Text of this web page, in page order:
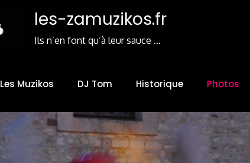
les-zamuzikos.fr
Ils n’en font qu’à leur sauce …
Les Muzikos DJ Tom Historique Photos